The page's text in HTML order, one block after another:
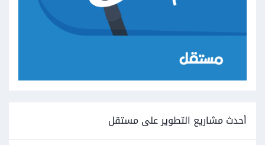
أحدث مشاريع التطوير على مستقل